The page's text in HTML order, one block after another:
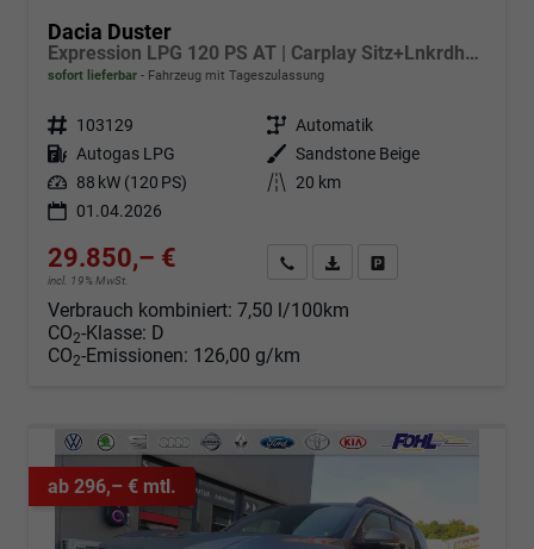
Dacia Duster
Expression LPG 120 PS AT | Carplay Sitz+Lnkrdheiz.
sofort lieferbar Fahrzeug mit Tageszulassung
Fahrzeugnr. 103129 Getriebe Automatik
Kraftstoff Autogas LPG Außenfarbe Sandstone Beige
Leistung 88 kW (120 PS) Kilometerstand 20 km
01.04.2026
29.850,– €
incl. 19% MwSt.
Angebot anfordern
Fahrzeugexpose (PDF)
Verbrauch kombiniert: 7,50 l/100km
CO2-Klasse: D
CO2-Emissionen: 126,00 g/km
ab 296,– € mtl.